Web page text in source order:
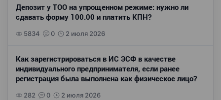
Депозит у ТОО на упрощенном режиме: нужно ли
сдавать форму 100.00 и платить КПН?
5834 0 2 июля 2026
Как зарегистрироваться в ИС ЭСФ в качестве
индивидуального предпринимателя, если ранее
регистрация была выполнена как физическое лицо?
282 0 2 июля 2026